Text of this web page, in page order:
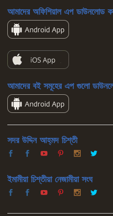
আমাদের অফিশিয়াল এপ ডাউনলোড
আমাদের বই সমূহের এপ গুলো
সদর উদ্দিন আহ্‌মদ চিশ্‌তী
ইমামীয়া চিশ্‌তীয়া নেজামীয়া সংঘ